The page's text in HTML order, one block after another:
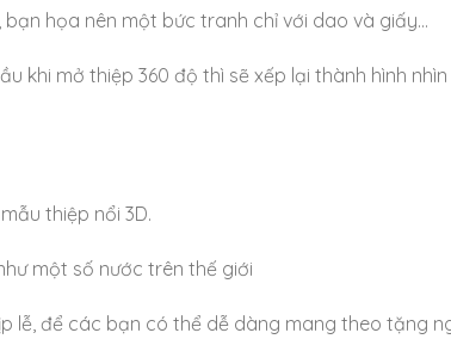
họa nên một bức tranh chỉ với dao và giấy…
khi mở thiệp 360 độ thì sẽ xếp lại thành hình
thiệp nổi 3D.
một số nước trên thế giới
lễ, để các bạn có thể dễ dàng mang theo tặng